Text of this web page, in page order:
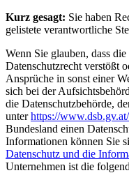
Kurz gesagt: Sie haben
gelistete verantwortliche
Wenn Sie glauben, dass
Datenschutzrecht verstößt
Ansprüche in sonst einer
sich bei der
die Datenschutzbehörde,
unterhttps://www.dsb.gv.at/
Bundesland einen
Informationen können Sie
Datenschutz und die
Unternehmen ist die